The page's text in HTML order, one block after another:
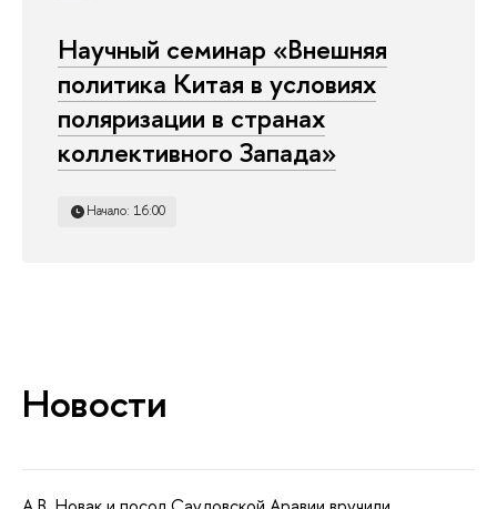
Научный семинар «Внешняя
политика Китая в условиях
поляризации в странах
коллективного Запада»
Начало: 16:00
Новости